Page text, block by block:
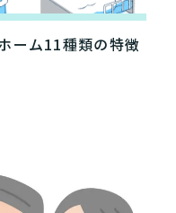
ーム11種類の特徴